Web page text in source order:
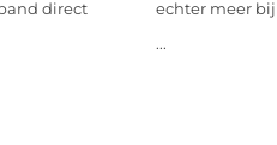
direct
echter meer bij
...